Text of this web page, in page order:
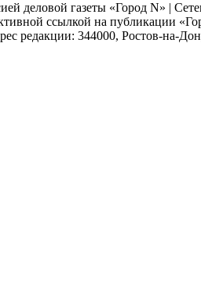
деловой газеты «Город N» |
ссылкой на публикации
редакции: 344000, Ростов-на-